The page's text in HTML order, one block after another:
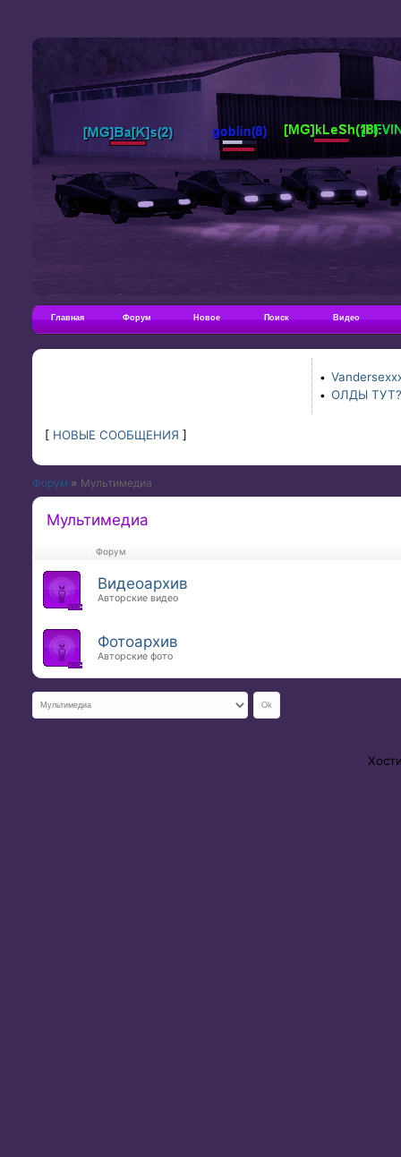
Главная Форум Новое Поиск Видео
•
• ОЛДЫ
[ НОВЫЕ СООБЩЕНИЯ ]
Форум » Мультимедиа
Мультимедиа
Форум
Видеоархив
Авторские видео
Фотоархив
Авторские фото